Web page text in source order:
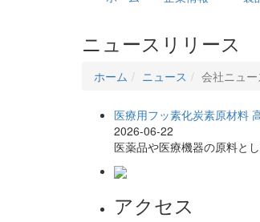
ニュースリリース
ホーム ニュース 会社ニュー
医療用フッ素化炭素原材料
2026-06-22
医薬品や医療機器の原料と
アクセス